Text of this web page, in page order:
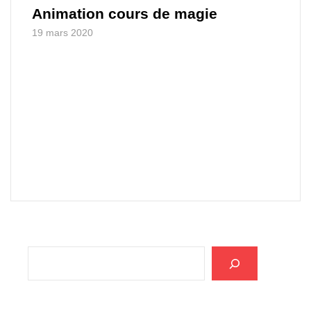
Animation cours de magie
19 mars 2020